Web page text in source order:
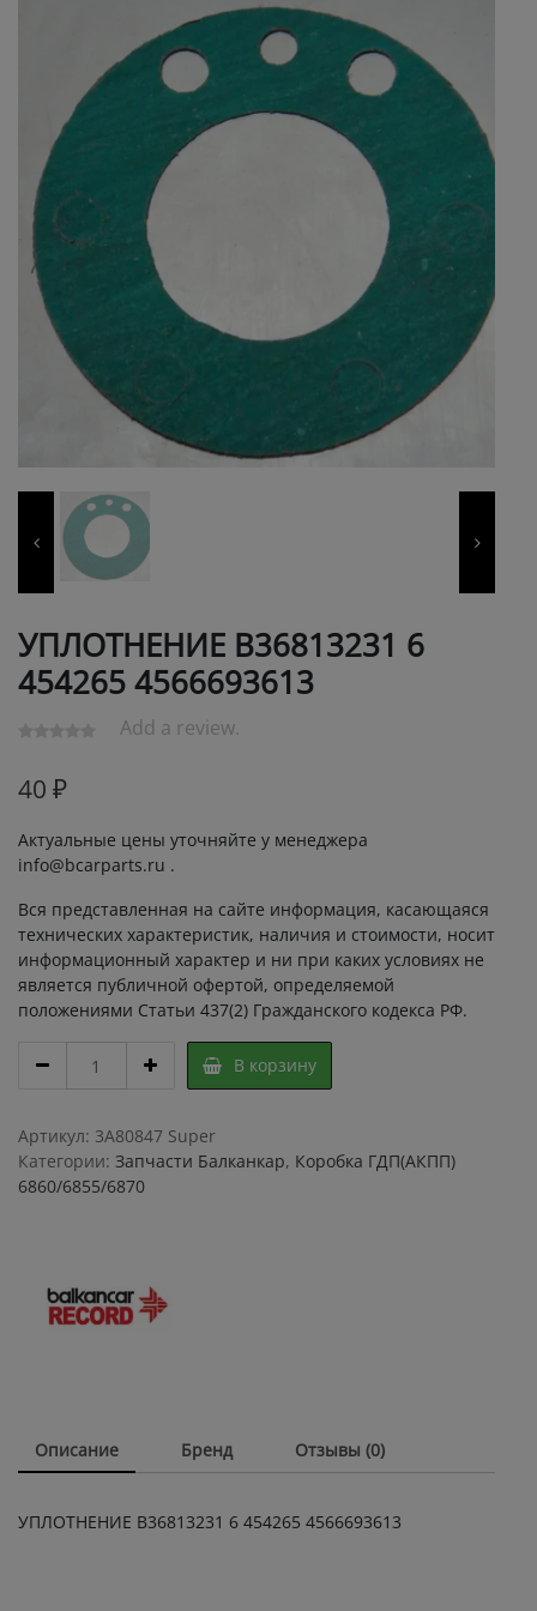
УПЛОТНЕНИЕ В36813231 6
454265 4566693613
Add a review.
40 ₽
Актуальные цены уточняйте у менеджера
info@bcarparts.ru .
Вся представленная на сайте информация, касающаяся
технических характеристик, наличия и стоимости, носит
информационный характер и ни при каких условиях не
является публичной офертой, определяемой
положениями Статьи 437(2) Гражданского кодекса РФ.
УПЛОТНЕНИЕ
В36813231
454265
4566693613
quantity
В корзину
Артикул: 3A80847 Super
Категории: Запчасти Балканкар, Коробка ГДП(АКПП)
6860/6855/6870
Описание Бренд Отзывы (0)
УПЛОТНЕНИЕ В36813231 6 454265 4566693613